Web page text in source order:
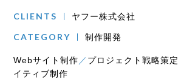
CLIENTS ヤフー株式会社
CATEGORY 制作開発
Webサイト制作 プロジェクト戦略策定
イティブ制作